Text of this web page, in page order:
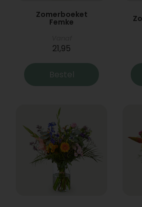
Zomerboeket
Femke
21,95
Bestel